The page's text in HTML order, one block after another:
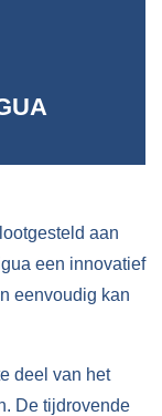
aan
een innovatief
eenvoudig kan
deel van het
De tijdrovende